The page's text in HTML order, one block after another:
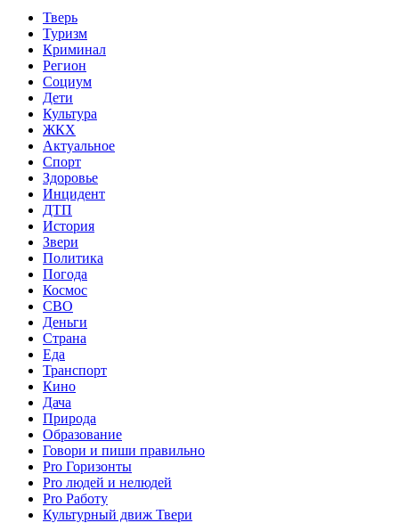
Тверь
Туризм
Криминал
Регион
Социум
Дети
Культура
ЖКХ
Актуальное
Спорт
Здоровье
Инцидент
ДТП
История
Звери
Политика
Погода
Космос
СВО
Деньги
Страна
Еда
Транспорт
Кино
Дача
Природа
Образование
Говори и пиши правильно
Pro Горизонты
Pro людей и нелюдей
Pro Работу
Культурный движ Твери